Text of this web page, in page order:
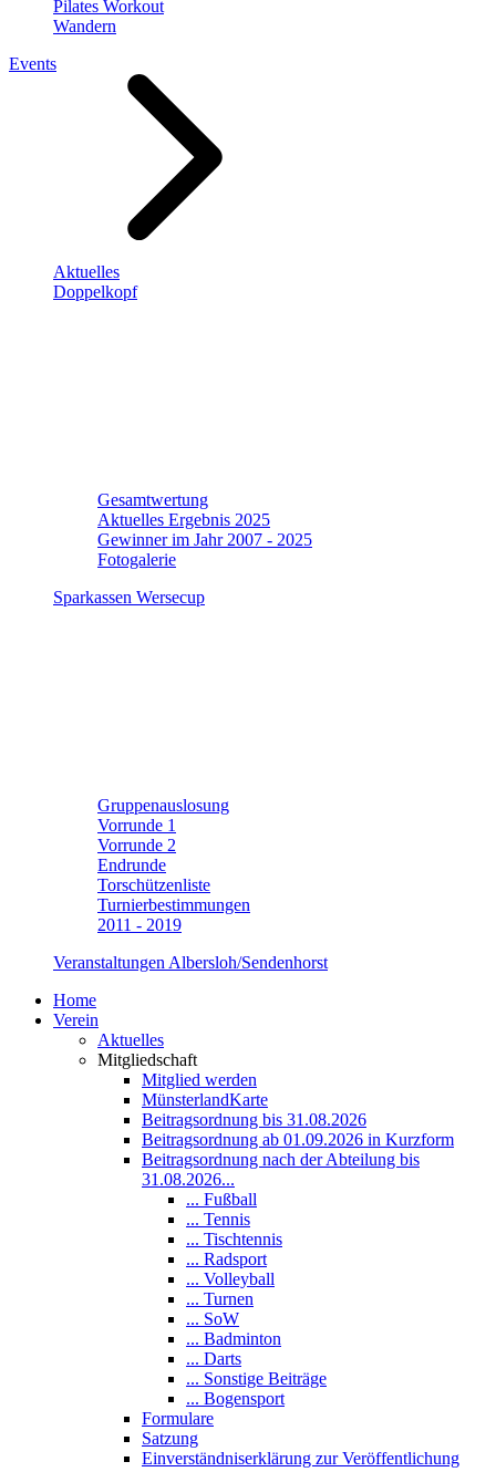
Pilates Workout
Wandern
Events
Aktuelles
Doppelkopf
Gesamtwertung
Aktuelles Ergebnis 2025
Gewinner im Jahr 2007 - 2025
Fotogalerie
Sparkassen Wersecup
Gruppenauslosung
Vorrunde 1
Vorrunde 2
Endrunde
Torschützenliste
Turnierbestimmungen
2011 - 2019
Veranstaltungen Albersloh/Sendenhorst
Home
Verein
Aktuelles
Mitgliedschaft
Mitglied werden
MünsterlandKarte
Beitragsordnung bis 31.08.2026
Beitragsordnung ab 01.09.2026 in Kurzform
Beitragsordnung nach der Abteilung bis
31.08.2026...
... Fußball
... Tennis
... Tischtennis
... Radsport
... Volleyball
... Turnen
... SoW
... Badminton
... Darts
... Sonstige Beiträge
... Bogensport
Formulare
Satzung
Einverständniserklärung zur Veröffentlichung